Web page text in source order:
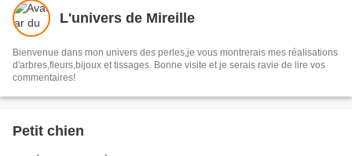
L'univers de Mireille
Bienvenue dans mon univers des perles,je vous montrerais mes réalisations
d'arbres,fleurs,bijoux et tissages. Bonne visite et je serais ravie de lire vos
commentaires!
Petit chien